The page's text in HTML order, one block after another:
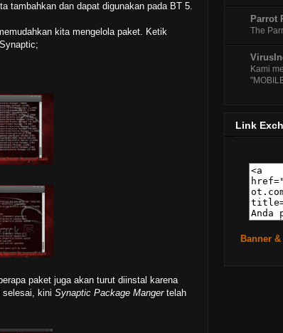
tambahkan dan dapat digunakan pada BT 5.
kita mengelola paket. Ketik
paket juga akan turut diinstal karena
selesai, kini Synaptic Package Mangertelah
►May
►
►
►
(
Parrot
The
Kami
Link
Banner